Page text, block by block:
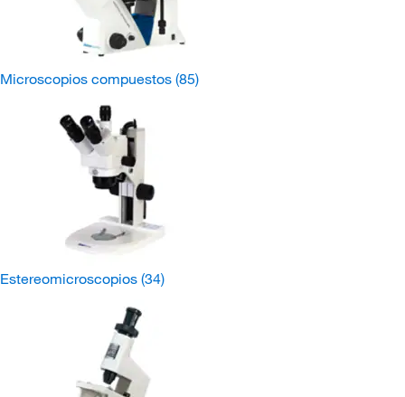
Microscopios compuestos (85)
Estereomicroscopios (34)